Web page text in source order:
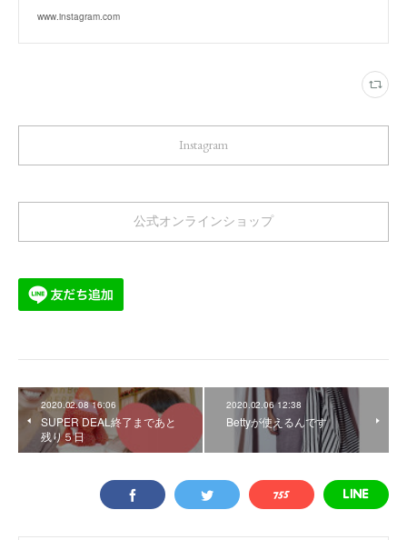
www.instagram.com
Instagram
公式オンラインショップ
2020.02.08 16:06
SUPER DEAL終了まであと
残り５日
2020.02.06 12:38
Bettyが使えるんです